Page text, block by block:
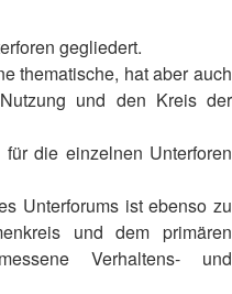
gegliedert.
thematische, hat aber auch
und den Kreis der
die einzelnen Unterforen
Unterforums ist ebenso zu
und dem primären
Verhaltens- und